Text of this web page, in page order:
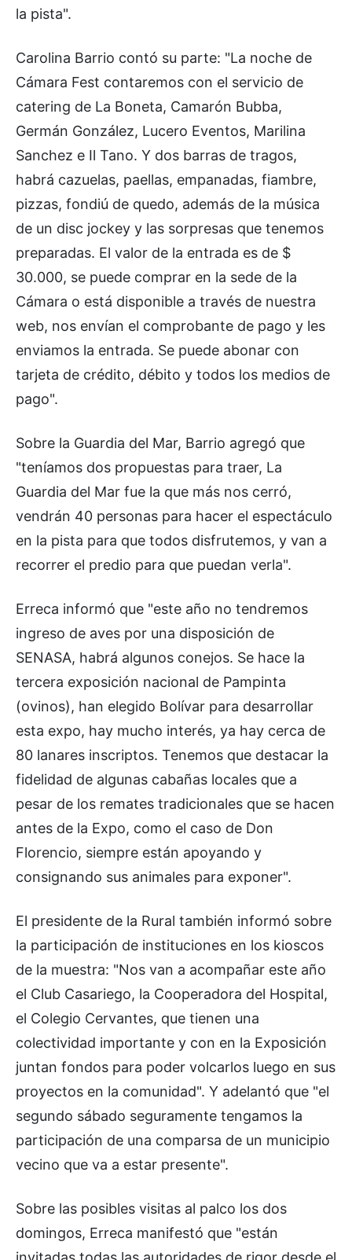
la pista".
Carolina Barrio contó su parte: "La noche de
Cámara Fest contaremos con el servicio de
catering de La Boneta, Camarón Bubba,
Germán González, Lucero Eventos, Marilina
Sanchez e Il Tano. Y dos barras de tragos,
habrá cazuelas, paellas, empanadas, fiambre,
pizzas, fondiú de quedo, además de la música
de un disc jockey y las sorpresas que tenemos
preparadas. El valor de la entrada es de $
30.000, se puede comprar en la sede de la
Cámara o está disponible a través de nuestra
web, nos envían el comprobante de pago y les
enviamos la entrada. Se puede abonar con
tarjeta de crédito, débito y todos los medios de
pago".
Sobre la Guardia del Mar, Barrio agregó que
"teníamos dos propuestas para traer, La
Guardia del Mar fue la que más nos cerró,
vendrán 40 personas para hacer el espectáculo
en la pista para que todos disfrutemos, y van a
recorrer el predio para que puedan verla".
Erreca informó que "este año no tendremos
ingreso de aves por una disposición de
SENASA, habrá algunos conejos. Se hace la
tercera exposición nacional de Pampinta
(ovinos), han elegido Bolívar para desarrollar
esta expo, hay mucho interés, ya hay cerca de
80 lanares inscriptos. Tenemos que destacar la
fidelidad de algunas cabañas locales que a
pesar de los remates tradicionales que se hacen
antes de la Expo, como el caso de Don
Florencio, siempre están apoyando y
consignando sus animales para exponer".
El presidente de la Rural también informó sobre
la participación de instituciones en los kioscos
de la muestra: "Nos van a acompañar este año
el Club Casariego, la Cooperadora del Hospital,
el Colegio Cervantes, que tienen una
colectividad importante y con en la Exposición
juntan fondos para poder volcarlos luego en sus
proyectos en la comunidad". Y adelantó que "el
segundo sábado seguramente tengamos la
participación de una comparsa de un municipio
vecino que va a estar presente".
Sobre las posibles visitas al palco los dos
domingos, Erreca manifestó que "están